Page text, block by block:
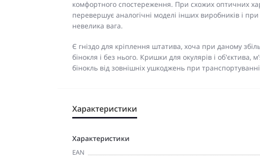
комфортного спостереження. При схожих оптичних
перевершує аналогічні моделі інших виробників і
невелика вага.
Є гніздо для кріплення штатива, хоча при даному
бінокля і без нього. Кришки для окулярів і об'єктива,
бінокль від зовнішніх ушкоджень при
Характеристики
Характеристики
EAN